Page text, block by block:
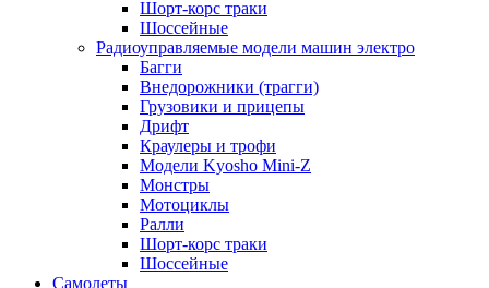
Шорт-корс траки
Шоссейные
Радиоуправляемые модели машин электро
Багги
Внедорожники (трагги)
Грузовики и прицепы
Дрифт
Краулеры и трофи
Модели Kyosho Mini-Z
Монстры
Мотоциклы
Ралли
Шорт-корс траки
Шоссейные
Самолеты